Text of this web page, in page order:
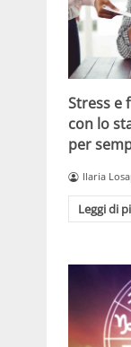
Stress e
con lo
per
Ilaria
Leggi di